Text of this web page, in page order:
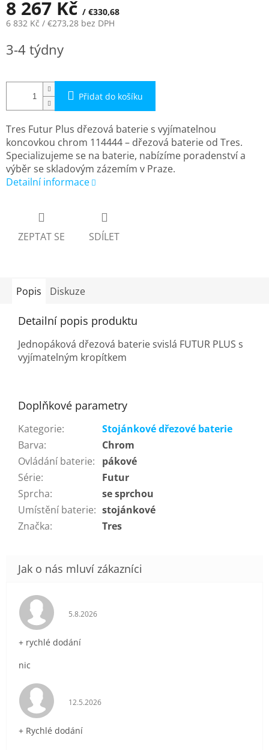
8 267 Kč / €330,68
6 832 Kč / €273,28 bez DPH
cena:
3-4 týdny
Přidat do košíku
Tres Futur Plus dřezová baterie s vyjímatelnou
koncovkou chrom 114444 – dřezová baterie od Tres.
Specializujeme se na baterie, nabízíme poradenství a
výběr se skladovým zázemím v Praze.
Detailní informace
ZEPTAT SE SDÍLET
Popis Diskuze
Detailní popis produktu
Jednopáková dřezová baterie svislá FUTUR PLUS s
vyjímatelným kropítkem
Doplňkové parametry
Kategorie:
Stojánkové dřezové baterie
Barva:
Chrom
Ovládání baterie:
pákové
Série:
Futur
Sprcha:
se sprchou
Umístění baterie: stojánkové
Značka: Tres
Hodnocení obchodu je 5 z 5 hvězdiček.
5.8.2026
+ rychlé dodání
nic
Hodnocení obchodu je 5 z 5 hvězdiček.
12.5.2026
+ Rychlé dodání